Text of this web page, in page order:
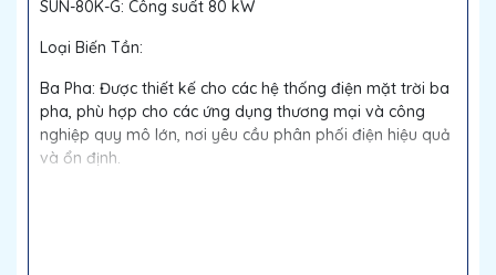
SUN-80K-G: Công suất 80 kW
Loại Biến Tần:
Ba Pha: Được thiết kế cho các hệ thống điện mặt trời ba
pha, phù hợp cho các ứng dụng thương mại và công
nghiệp quy mô lớn, nơi yêu cầu phân phối điện hiệu quả
và ổn định.